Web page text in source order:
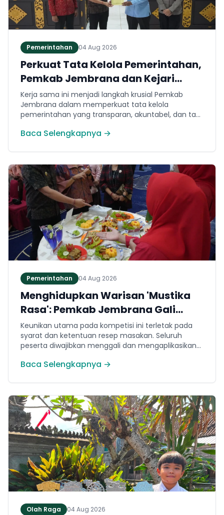
Pemerintahan 04 Aug 2026
Perkuat Tata Kelola Pemerintahan,
Pemkab Jembrana dan Kejari
Jembrana Sepakati Kerja Sama
Hukum Datun
Kerja sama ini menjadi langkah krusial Pemkab
Jembrana dalam memperkuat tata kelola
pemerintahan yang transparan, akuntabel, dan taat
mencakup tiga domain utama, yakni pemberian
tindakan hukum lainnya.
Baca Selengkapnya →
Pemerintahan 04 Aug 2026
Menghidupkan Warisan 'Mustika
Rasa': Pemkab Jembrana Gali
Keteladanan Bung Karno Lewat
Lomba Cipta Menu Kuliner
Keunikan utama pada kompetisi ini terletak pada
syarat dan ketentuan resep masakan. Seluruh
peserta diwajibkan menggali dan mengaplikasikan
Mustika Rasa—buku kumpulan resep Nusantara
Indonesia, Ir. Soekarno. Melalui panduan resep
historis tersebut, para peserta berhasil
menghidangkan berbagai kreasi olahan pangan
lokal yang tidak hanya lezat tetapi juga bergizi,
beragam, aman dan seimbang.
Baca Selengkapnya →
Olah Raga 04 Aug 2026